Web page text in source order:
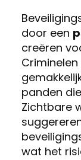
door een
creëren
panden
Zichtbare
wat het